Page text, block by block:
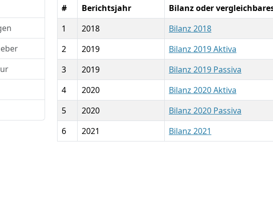
#
Berichtsjahr Bilanz oder
1
2018
Bilanz 2018
2
2019
Bilanz 2019 Aktiva
3
2019
Bilanz 2019 Passiva
4
2020
Bilanz 2020 Aktiva
5
2020
Bilanz 2020 Passiva
6
2021 Bilanz 2021